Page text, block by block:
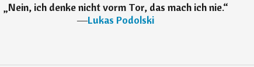
„Nein, ich denke nicht vorm Tor, das mach ich nie.“
―Lukas Podolski